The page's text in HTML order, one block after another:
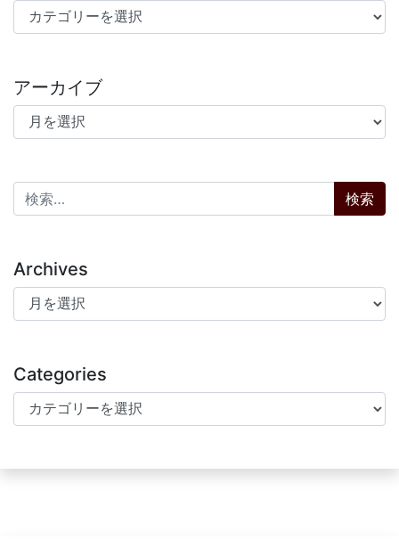
カテゴリー
アーカイブ
アーカイブ
検索:
Archives
Archives
Categories
Categories